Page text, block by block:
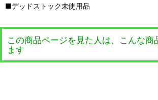
■デッドストック未使用品
この商品ページを見た人は、こんな商
ます